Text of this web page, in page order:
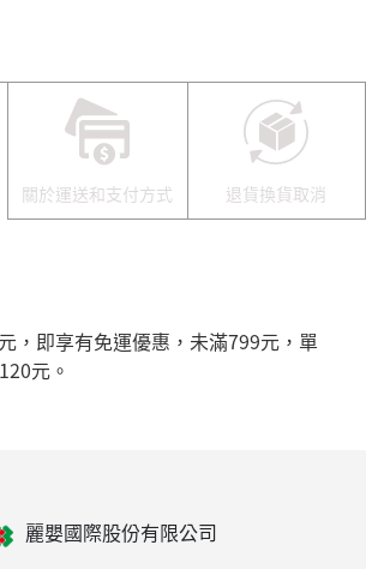
關於運送和支付方式 退貨換貨取消
，即享有免運優惠，未滿799元，單
元。
麗嬰國際股份有限公司